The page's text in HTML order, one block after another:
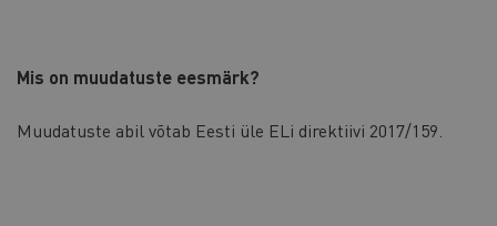
Mis on muudatuste eesmärk?
Muudatuste abil võtab Eesti üle ELi direktiivi 2017/159.